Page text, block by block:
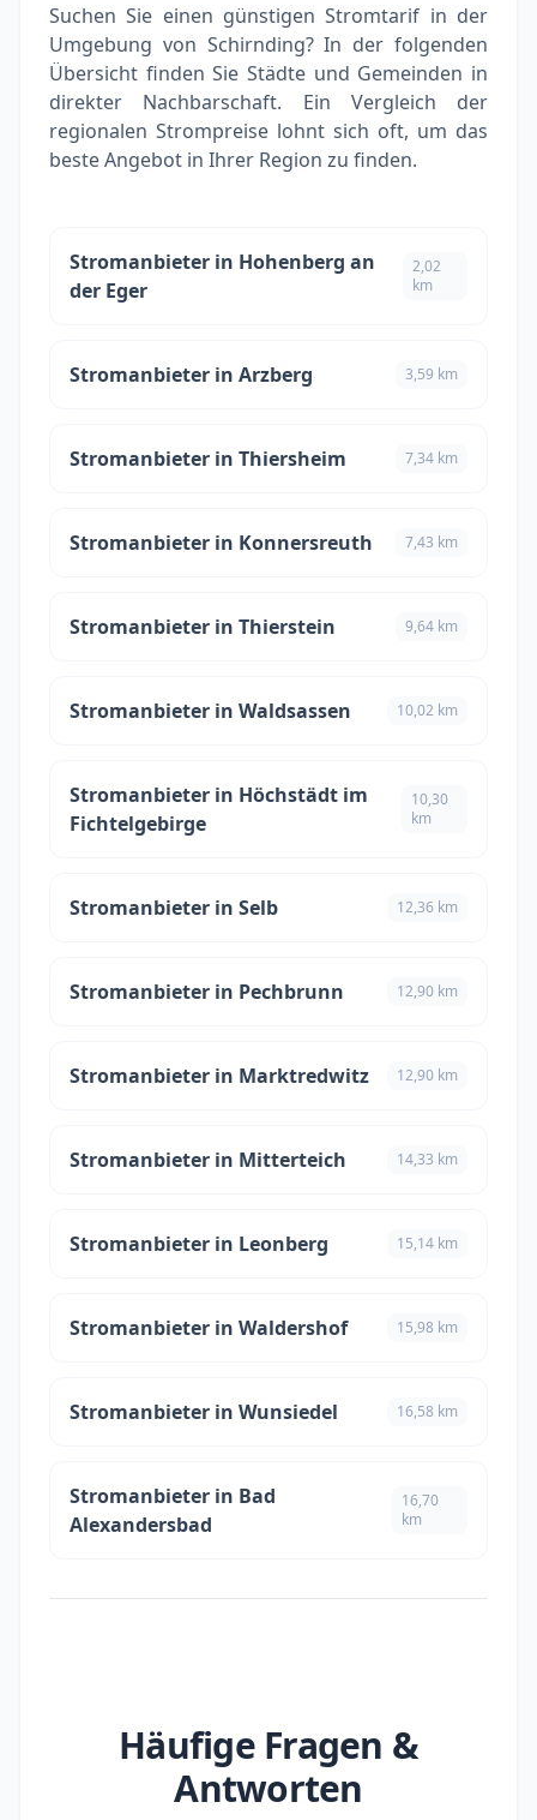
Suchen Sie einen günstigen Stromtarif in der
Umgebung von Schirnding? In der folgenden
Übersicht finden Sie Städte und Gemeinden in
direkter Nachbarschaft. Ein Vergleich der
regionalen Strompreise lohnt sich oft, um das
beste Angebot in Ihrer Region zu finden.
Stromanbieter in Hohenberg an
der Eger
2,02
km
Stromanbieter in Arzberg 3,59 km
Stromanbieter in Thiersheim 7,34 km
Stromanbieter in Konnersreuth 7,43 km
Stromanbieter in Thierstein 9,64 km
Stromanbieter in Waldsassen 10,02 km
Stromanbieter in Höchstädt im
Fichtelgebirge
10,30
km
Stromanbieter in Selb 12,36 km
Stromanbieter in Pechbrunn 12,90 km
Stromanbieter in Marktredwitz 12,90 km
Stromanbieter in Mitterteich 14,33 km
Stromanbieter in Leonberg 15,14 km
Stromanbieter in Waldershof 15,98 km
Stromanbieter in Wunsiedel 16,58 km
Stromanbieter in Bad
Alexandersbad
16,70
km
Häufige Fragen &
Antworten